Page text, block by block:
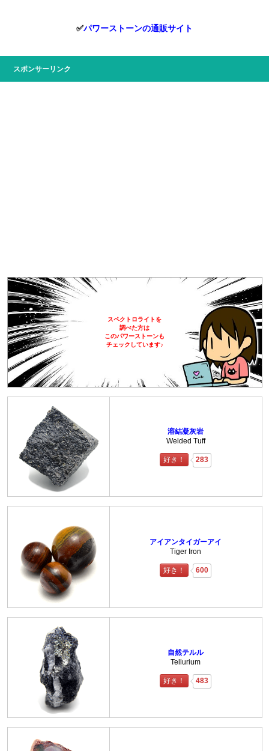
✅パワーストーンの通販サイト
スポンサーリンク
スペクトロライトを
調べた方は
このパワーストーンも
チェックしています♪
溶結凝灰岩
Welded Tuff
好き！ 283
アイアンタイガーアイ
Tiger Iron
好き！ 600
自然テルル
Tellurium
好き！ 483